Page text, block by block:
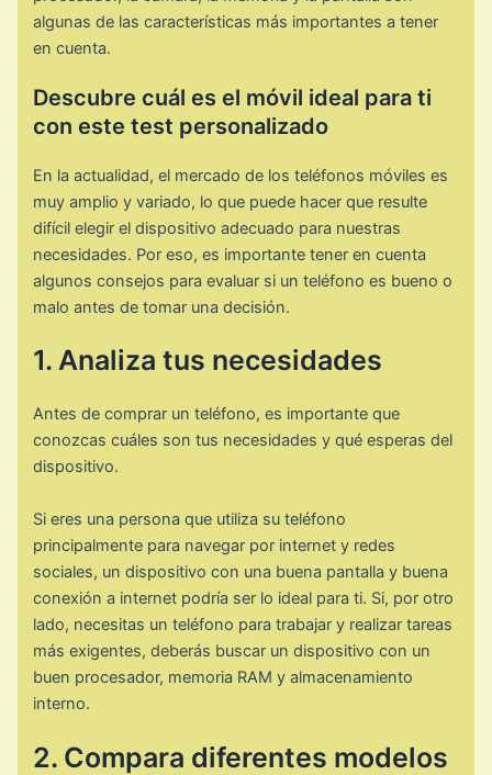
algunas de las características más importantes a tener
en cuenta.
Descubre cuál es el móvil ideal para ti
con este test personalizado
En la actualidad, el mercado de los teléfonos móviles es
muy amplio y variado, lo que puede hacer que resulte
difícil elegir el dispositivo adecuado para nuestras
necesidades. Por eso, es importante tener en cuenta
algunos consejos para evaluar si un teléfono es bueno o
malo antes de tomar una decisión.
1. Analiza tus necesidades
Antes de comprar un teléfono, es importante que
conozcas cuáles son tus necesidades y qué esperas del
dispositivo.
Si eres una persona que utiliza su teléfono
principalmente para navegar por internet y redes
sociales, un dispositivo con una buena pantalla y buena
conexión a internet podría ser lo ideal para ti. Si, por otro
lado, necesitas un teléfono para trabajar y realizar tareas
más exigentes, deberás buscar un dispositivo con un
buen procesador, memoria RAM y almacenamiento
interno.
2. Compara diferentes modelos